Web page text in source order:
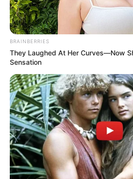
BRAINBERRIES
They Laughed At Her Curves—Now
Sensation